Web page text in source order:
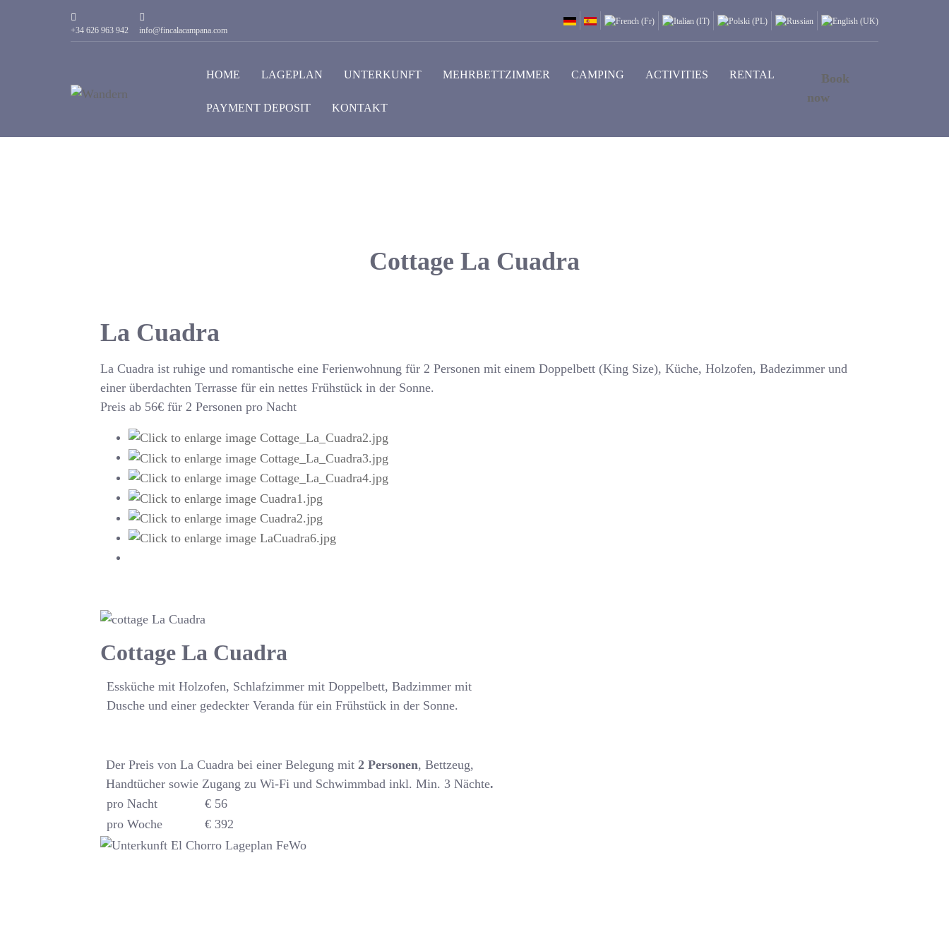
+34 626 963 942 info@fincalacampana.com
HOME LAGEPLAN UNTERKUNFT MEHRBETTZIMMER CAMPING ACTIVITIES RENTAL
PAYMENT DEPOSIT KONTAKT
Book
now
Cottage La Cuadra
La Cuadra
La Cuadra ist ruhige und romantische eine Ferienwohnung für 2 Personen mit einem Doppelbett (King Size), Küche, Holzofen, Badezimmer und
einer überdachten Terrasse für ein nettes Frühstück in der Sonne.
Preis ab 56€ für 2 Personen pro Nacht
Cottage La Cuadra
Essküche mit Holzofen, Schlafzimmer mit Doppelbett, Badzimmer mit
Dusche und einer gedeckter Veranda für ein Frühstück in der Sonne.
Der Preis von La Cuadra bei einer Belegung mit2 Personen, Bettzeug,
Handtücher sowie Zugang zu Wi-Fi und Schwimmbad inkl. Min. 3 Nächte.
pro Nacht
€ 56
pro Woche
€ 392